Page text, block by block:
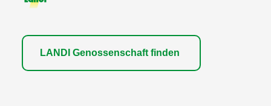
LANDI Genossenschaft finden